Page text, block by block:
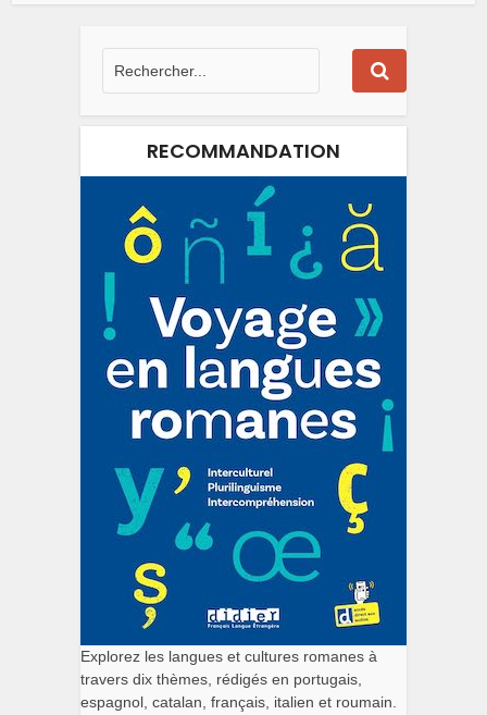
RECOMMANDATION
Explorez les langues et cultures romanes à
travers dix thèmes, rédigés en portugais,
espagnol, catalan, français, italien et roumain.